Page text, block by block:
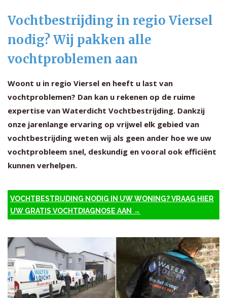
Vochtbestrijding in regio Viersel
nodig? Wij pakken alle
vochtproblemen aan
Woont u in regio Viersel en heeft u last van
vochtproblemen? Dan kan u rekenen op de ruime
expertise van Waterdicht Vochtbestrijding. Dankzij
onze jarenlange ervaring op vrijwel elk gebied van
vochtbestrijding weten wij als geen ander hoe we uw
vochtprobleem snel, deskundig en vooral ook efficiënt
kunnen verhelpen.
VOCHTBESTRIJDING NODIG IN UW WONING? VRAAG HIER
UW GRATIS VOCHTDIAGNOSE AAN →